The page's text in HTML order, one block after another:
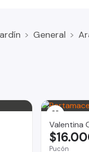
General
Valentina
Pucón